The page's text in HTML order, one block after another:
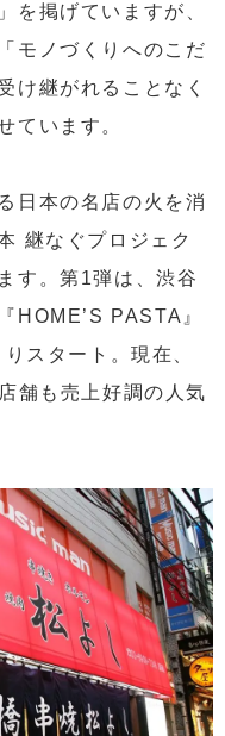
を掲げていますが、
モノづくりへのこだ
け継がれることなく
ています。
日本の名店の火を消
継なぐプロジェク
す。第1弾は、渋谷
HOME’S PASTA』
スタート。現在、
舗も売上好調の人気